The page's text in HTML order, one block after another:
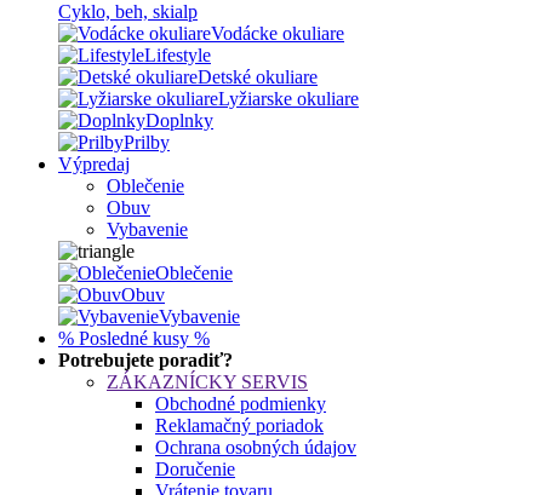
Cyklo, beh, skialp
Vodácke okuliare
Lifestyle
Detské okuliare
Lyžiarske okuliare
Doplnky
Prilby
Výpredaj
Oblečenie
Obuv
Vybavenie
Oblečenie
Obuv
Vybavenie
% Posledné kusy %
Potrebujete poradiť?
ZÁKAZNÍCKY SERVIS
Obchodné podmienky
Reklamačný poriadok
Ochrana osobných údajov
Doručenie
Vrátenie tovaru